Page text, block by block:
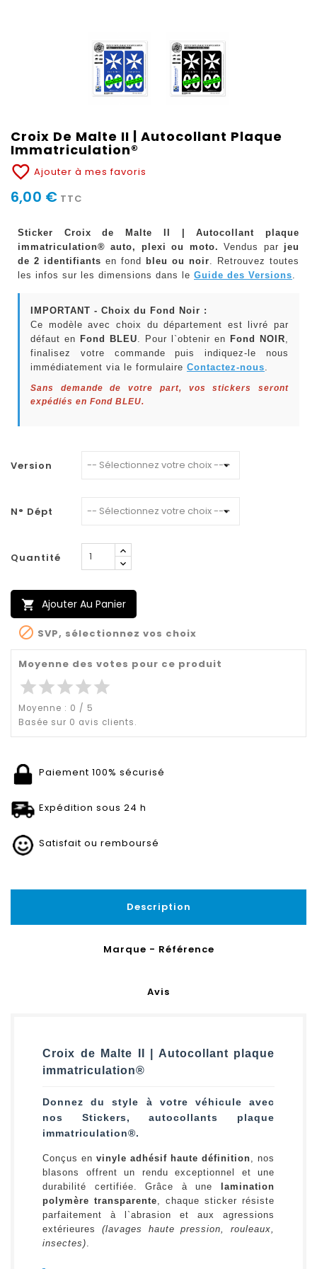
Croix De Malte II | Autocollant Plaque
Immatriculation®
favorite_border Ajouter à mes favoris
6,00 € TTC
Sticker Croix de Malte II | Autocollant plaque
immatriculation® auto, plexi ou moto. Vendus par jeu
de 2 identifiants en fond bleu ou noir. Retrouvez toutes
les infos sur les dimensions dans le Guide des Versions.
IMPORTANT - Choix du Fond Noir :
Ce modèle avec choix du département est livré par
défaut en Fond BLEU. Pour l`obtenir en Fond NOIR,
finalisez votre commande puis indiquez-le nous
immédiatement via le formulaire Contactez-nous.
Sans demande de votre part, vos stickers seront
expédiés en Fond BLEU.
Version
N° Dépt
Quantité
 Ajouter Au Panier
 SVP, sélectionnez vos choix
Moyenne des votes pour ce produit
starstarstarstarstar
Moyenne : 0 / 5
Basée sur 0 avis clients.
Paiement 100% sécurisé
Expédition sous 24 h
Satisfait ou remboursé
Description
Marque - Référence
Avis
Croix de Malte II | Autocollant plaque
immatriculation®
Donnez du style à votre véhicule avec
nos Stickers, autocollants plaque
immatriculation®.
Conçus en vinyle adhésif haute définition, nos
blasons offrent un rendu exceptionnel et une
durabilité certifiée. Grâce à une
lamination
polymère transparente, chaque sticker résiste
parfaitement à l`abrasion et aux agressions
extérieures (lavages haute pression, rouleaux,
insectes).